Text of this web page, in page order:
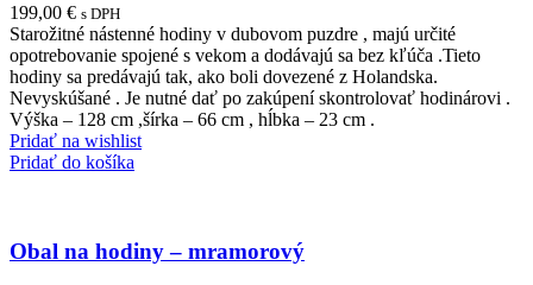
199,00 € s DPH
Starožitné nástenné hodiny v dubovom puzdre , majú určité
opotrebovanie spojené s vekom a dodávajú sa bez kľúča .Tieto
hodiny sa predávajú tak, ako boli dovezené z Holandska.
Nevyskúšané . Je nutné dať po zakúpení skontrolovať hodinárovi .
Výška – 128 cm ,šírka – 66 cm , hĺbka – 23 cm .
Pridať na wishlist
Pridať do košíka
Obal na hodiny – mramorový